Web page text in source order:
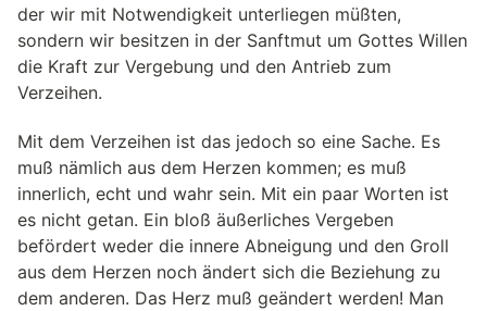
der wir mit Notwendigkeit unterliegen müßten,
sondern wir besitzen in der Sanftmut um Gottes Willen
die Kraft zur Vergebung und den Antrieb zum
Verzeihen.
Mit dem Verzeihen ist das jedoch so eine Sache. Es
muß nämlich aus dem Herzen kommen; es muß
innerlich, echt und wahr sein. Mit ein paar Worten ist
es nicht getan. Ein bloß äußerliches Vergeben
befördert weder die innere Abneigung und den Groll
aus dem Herzen noch ändert sich die Beziehung zu
dem anderen. Das Herz muß geändert werden! Man